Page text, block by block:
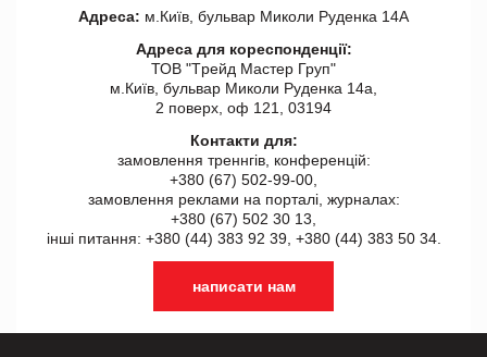
Адреса: м.Київ, бульвар Миколи Руденка 14А
Адреса для кореспонденції:
ТОВ "Tрейд Мастер Груп"
м.Київ, бульвар Миколи Руденка 14а,
2 поверх, оф 121, 03194
Контакти для:
замовлення треннгів, конференцій:
+380 (67) 502-99-00,
замовлення реклами на порталі, журналах:
+380 (67) 502 30 13,
інші питання: +380 (44) 383 92 39, +380 (44) 383 50 34.
написати нам